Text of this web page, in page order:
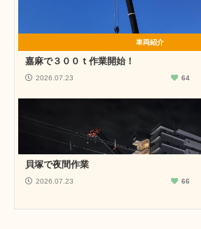
車両紹介
嘉麻で３００ｔ作業開始！
2026.07.23 64
貝塚で夜間作業
2026.07.23 66